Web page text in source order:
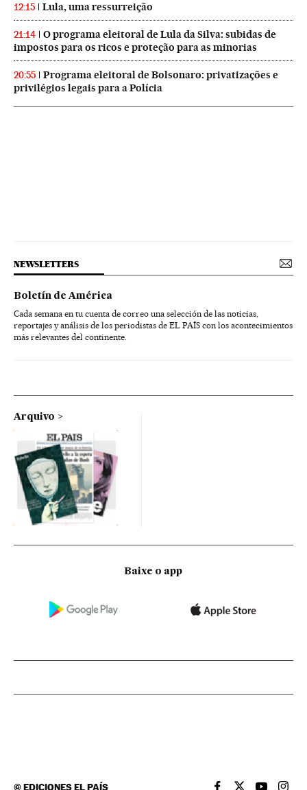
12:15 Lula, uma ressurreição
21:14
O programa eleitoral de Lula da Silva: subidas de
impostos para os ricos e proteção para as minorias
20:55
Programa eleitoral de Bolsonaro: privatizações e
privilégios legais para a Polícia
NEWSLETTERS
Boletín de América
Cada semana en tu cuenta de correo una selección de las noticias,
reportajes y análisis de los periodistas de EL PAÍS con los acontecimientos
más relevantes del continente.
Arquivo
Baixe o app
©EDICIONES EL PAÍS